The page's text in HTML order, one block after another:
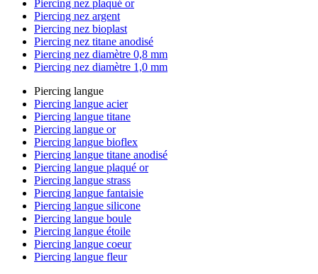
Piercing nez plaqué or
Piercing nez argent
Piercing nez bioplast
Piercing nez titane anodisé
Piercing nez diamètre 0,8 mm
Piercing nez diamètre 1,0 mm
Piercing langue
Piercing langue acier
Piercing langue titane
Piercing langue or
Piercing langue bioflex
Piercing langue titane anodisé
Piercing langue plaqué or
Piercing langue strass
Piercing langue fantaisie
Piercing langue silicone
Piercing langue boule
Piercing langue étoile
Piercing langue coeur
Piercing langue fleur